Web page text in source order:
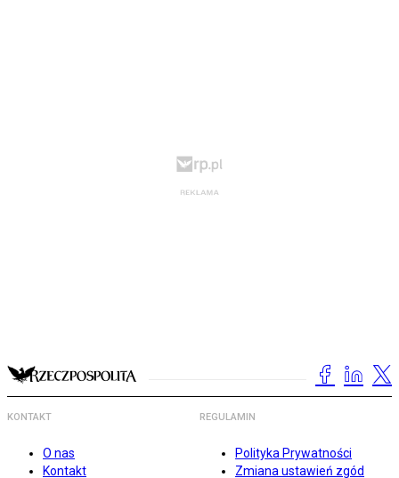
KONTAKT
O nas
Kontakt
REGULAMIN
Polityka Prywatności
Zmiana ustawień zgód